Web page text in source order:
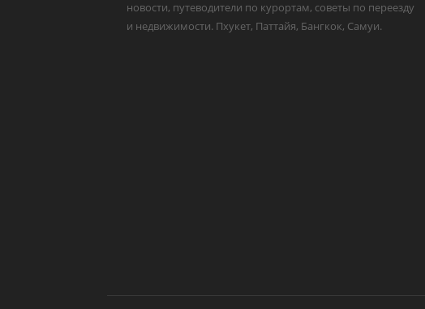
новости, путеводители по курортам, советы по переезду
и недвижимости. Пхукет, Паттайя, Бангкок, Самуи.